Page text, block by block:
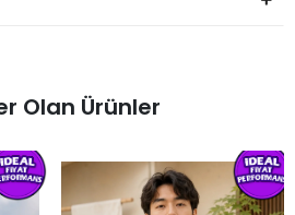
Olan Ürünler